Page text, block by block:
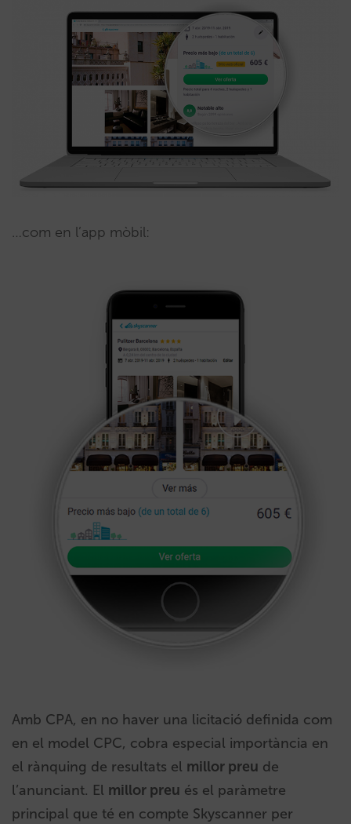
…com en l’app mòbil:
Amb CPA, en no haver una licitació definida com
en el model CPC, cobra especial importància en
el rànquing de resultats el millor preu de
l’anunciant. El millor preu és el paràmetre
principal que té en compte Skyscanner per